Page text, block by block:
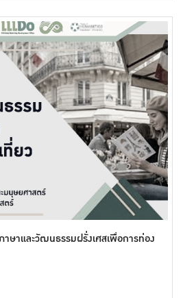
าษาและวัฒนธรรมฝรั่งเศสเพื่อการท่อง